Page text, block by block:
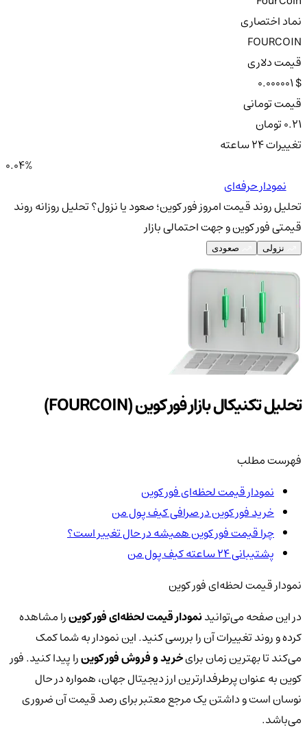
نماد اختصاری
FOURCOIN
قیمت دلاری
0.000001 $
قیمت تومانی
0.21 تومان
تغییرات ۲۴ ساعته
0.04%
نمودار حرفه‌ای
تحلیل روند قیمت امروز فور کوین؛ صعود یا نزول؟تحلیل روزانه روند
قیمتی فور کوین و جهت احتمالی بازار
نزولی صعودی
تحلیل تکنیکال بازار فور کوین (FOURCOIN)
فهرست مطلب
نمودار قیمت لحظه‌ای فور کوین
خرید فور کوین در صرافی کیف پول من
چرا قیمت فور کوین همیشه در حال تغییر است؟
پشتیبانی ۲۴ ساعته کیف پول من
نمودار قیمت لحظه‌ای فور کوین
در این صفحه می‌توانیدنمودار قیمت لحظه‌ای فور کوینرا مشاهده
کرده و روند تغییرات آن را بررسی کنید. این نمودار به شما کمک
می‌کند تا بهترین زمان برایخرید و فروش فور کوینرا پیدا کنید. فور
کوین به عنوان پرطرفدارترین ارز دیجیتال جهان، همواره در حال
نوسان است و داشتن یک مرجع معتبر برای رصد قیمت آن ضروری
می‌باشد.